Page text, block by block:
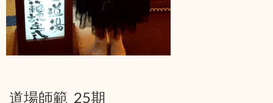
道場師範 25期